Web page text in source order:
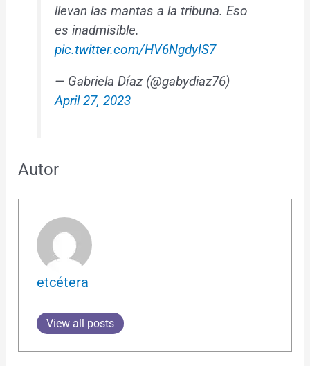
llevan las mantas a la tribuna. Eso
es inadmisible.
pic.twitter.com/HV6NgdyIS7
— Gabriela Díaz (@gabydiaz76)
April 27, 2023
Autor
etcétera
View all posts